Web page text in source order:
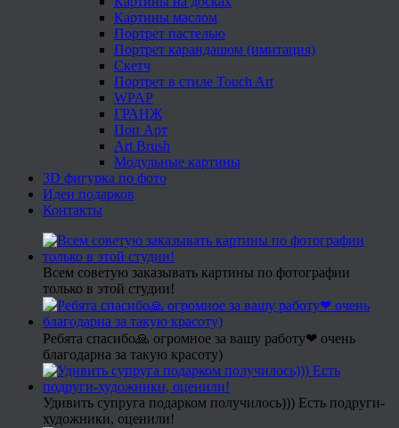
Картины маслом
Портрет пастелью
Портрет карандашом (имитация)
Скетч
Портрет в стиле Touch Art
WPAP
ГРАНЖ
Поп Арт
Art Brush
Модульные картины
3D фигурка по фото
Идеи подарков
Контакты
Всем советую заказывать картины по фотографии
только в этой студии!
Ребята спасибо🙏 огромное за вашу работу❤ очень
благодарна за такую красоту)
Удивить супруга подарком получилось))) Есть подруги-
художники, оценили!